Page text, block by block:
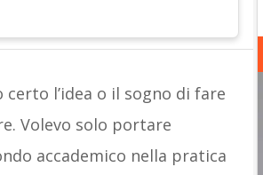
certo l’idea o il sogno di fare
Volevo solo portare
accademico nella pratica